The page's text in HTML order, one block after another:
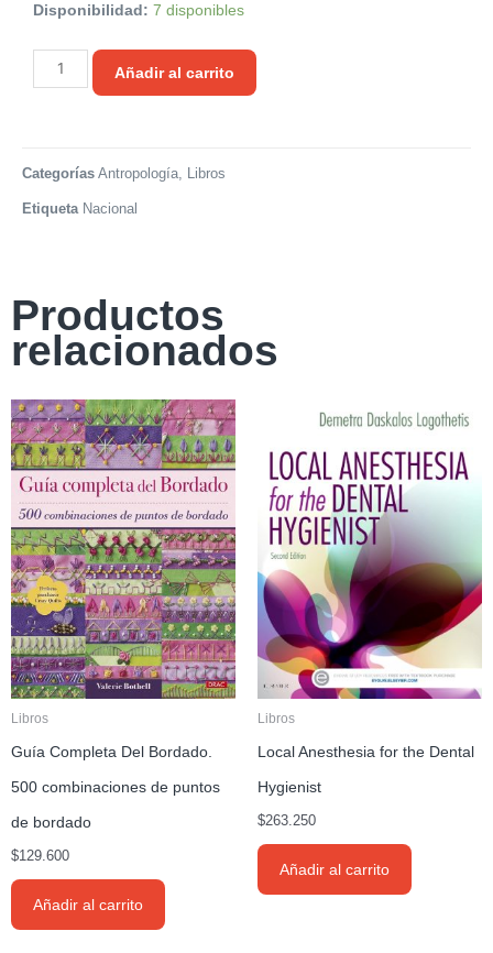
Disponibilidad: 7 disponibles
Añadir al carrito
Categorías Antropología, Libros
Etiqueta Nacional
Productos
relacionados
Libros
Guía Completa Del Bordado.
500 combinaciones de puntos
de bordado
$129.600
Añadir al carrito
Libros
Local Anesthesia for the Dental
Hygienist
$263.250
Añadir al carrito